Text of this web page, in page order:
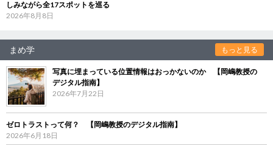
しみながら全17スポットを巡る
2026年8月8日
まめ学 もっと見る
写真に埋まっている位置情報はおっかないのか 【岡嶋教授の
デジタル指南】
2026年7月22日
ゼロトラストって何？ 【岡嶋教授のデジタル指南】
2026年6月18日